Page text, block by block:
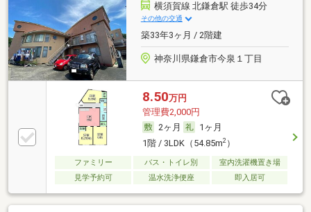
横須賀線 北鎌倉駅 徒歩34分
その他の交通
築33年3ヶ月 / 2階建
神奈川県鎌倉市今泉１丁目
8.50万円
管理費2,000円
2ヶ月
1ヶ月
1階 / 3LDK（54.85m2）
ファミリー バス・トイレ別
室内洗濯機置き場
見学予約可
温水洗浄便座 即入居可